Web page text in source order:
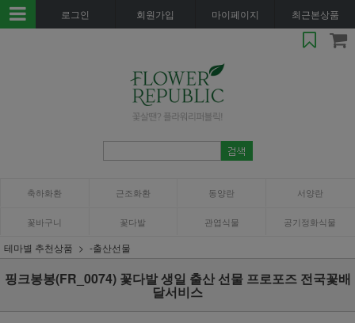
로그인 회원가입 마이페이지 최근본상품
축하화환 근조화환 동양란 서양란
꽃바구니 꽃다발 관엽식물 공기정화식물
테마별 추천상품 -출산선물
핑크봉봉(FR_0074) 꽃다발 생일 출산 선물 프로포즈 전국꽃배
달서비스